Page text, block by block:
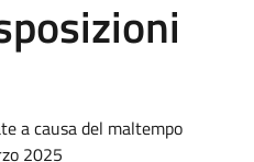
a causa del maltempo
2025